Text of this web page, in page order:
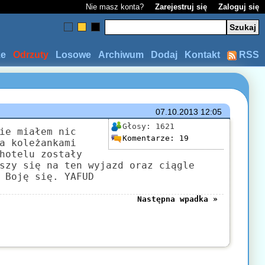
Nie masz konta? Zarejestruj się Zaloguj się
RSS
Kontakt
Dodaj
Archiwum
Losowe
Odrzuty
07.10.2013 12:05
Głosy: 1621
Komentarze: 19
miałem nic
koleżankami
zostały
się na ten wyjazd oraz ciągle
się. YAFUD
Następna wpadka »